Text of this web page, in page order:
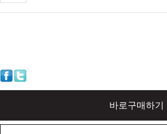
바로구매하기